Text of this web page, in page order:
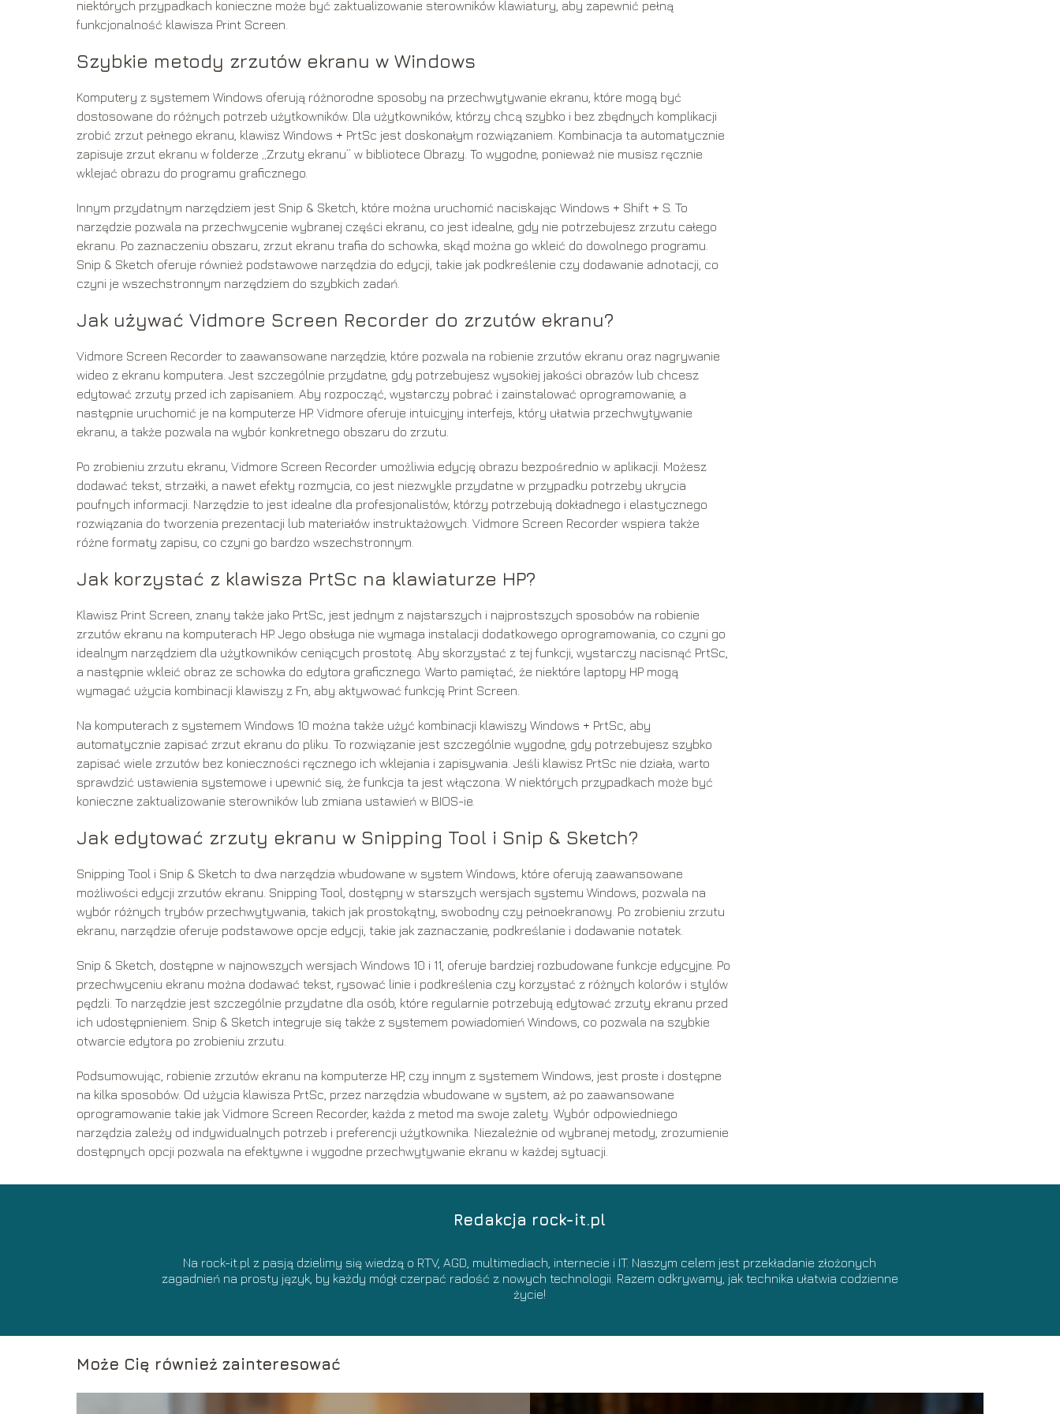
niektórych przypadkach konieczne może być zaktualizowanie sterowników klawiatury, aby zapewnić pełną
funkcjonalność klawisza Print Screen.
Szybkie metody zrzutów ekranu w Windows
Komputery z systemem Windows oferują różnorodne sposoby na przechwytywanie ekranu, które mogą być
dostosowane do różnych potrzeb użytkowników. Dla użytkowników, którzy chcą szybko i bez zbędnych komplikacji
zrobić zrzut pełnego ekranu, klawisz Windows + PrtSc jest doskonałym rozwiązaniem. Kombinacja ta automatycznie
zapisuje zrzut ekranu w folderze „Zrzuty ekranu” w bibliotece Obrazy. To wygodne, ponieważ nie musisz ręcznie
wklejać obrazu do programu graficznego.
Innym przydatnym narzędziem jest Snip & Sketch, które można uruchomić naciskając Windows + Shift + S. To
narzędzie pozwala na przechwycenie wybranej części ekranu, co jest idealne, gdy nie potrzebujesz zrzutu całego
ekranu. Po zaznaczeniu obszaru, zrzut ekranu trafia do schowka, skąd można go wkleić do dowolnego programu.
Snip & Sketch oferuje również podstawowe narzędzia do edycji, takie jak podkreślenie czy dodawanie adnotacji, co
czyni je wszechstronnym narzędziem do szybkich zadań.
Jak używać Vidmore Screen Recorder do zrzutów ekranu?
Vidmore Screen Recorder to zaawansowane narzędzie, które pozwala na robienie zrzutów ekranu oraz nagrywanie
wideo z ekranu komputera. Jest szczególnie przydatne, gdy potrzebujesz wysokiej jakości obrazów lub chcesz
edytować zrzuty przed ich zapisaniem. Aby rozpocząć, wystarczy pobrać i zainstalować oprogramowanie, a
następnie uruchomić je na komputerze HP. Vidmore oferuje intuicyjny interfejs, który ułatwia przechwytywanie
ekranu, a także pozwala na wybór konkretnego obszaru do zrzutu.
Po zrobieniu zrzutu ekranu, Vidmore Screen Recorder umożliwia edycję obrazu bezpośrednio w aplikacji. Możesz
dodawać tekst, strzałki, a nawet efekty rozmycia, co jest niezwykle przydatne w przypadku potrzeby ukrycia
poufnych informacji. Narzędzie to jest idealne dla profesjonalistów, którzy potrzebują dokładnego i elastycznego
rozwiązania do tworzenia prezentacji lub materiałów instruktażowych. Vidmore Screen Recorder wspiera także
różne formaty zapisu, co czyni go bardzo wszechstronnym.
Jak korzystać z klawisza PrtSc na klawiaturze HP?
Klawisz Print Screen, znany także jako PrtSc, jest jednym z najstarszych i najprostszych sposobów na robienie
zrzutów ekranu na komputerach HP. Jego obsługa nie wymaga instalacji dodatkowego oprogramowania, co czyni go
idealnym narzędziem dla użytkowników ceniących prostotę. Aby skorzystać z tej funkcji, wystarczy nacisnąć PrtSc,
a następnie wkleić obraz ze schowka do edytora graficznego. Warto pamiętać, że niektóre laptopy HP mogą
wymagać użycia kombinacji klawiszy z Fn, aby aktywować funkcję Print Screen.
Na komputerach z systemem Windows 10 można także użyć kombinacji klawiszy Windows + PrtSc, aby
automatycznie zapisać zrzut ekranu do pliku. To rozwiązanie jest szczególnie wygodne, gdy potrzebujesz szybko
zapisać wiele zrzutów bez konieczności ręcznego ich wklejania i zapisywania. Jeśli klawisz PrtSc nie działa, warto
sprawdzić ustawienia systemowe i upewnić się, że funkcja ta jest włączona. W niektórych przypadkach może być
konieczne zaktualizowanie sterowników lub zmiana ustawień w BIOS-ie.
Jak edytować zrzuty ekranu w Snipping Tool i Snip & Sketch?
Snipping Tool i Snip & Sketch to dwa narzędzia wbudowane w system Windows, które oferują zaawansowane
możliwości edycji zrzutów ekranu. Snipping Tool, dostępny w starszych wersjach systemu Windows, pozwala na
wybór różnych trybów przechwytywania, takich jak prostokątny, swobodny czy pełnoekranowy. Po zrobieniu zrzutu
ekranu, narzędzie oferuje podstawowe opcje edycji, takie jak zaznaczanie, podkreślanie i dodawanie notatek.
Snip & Sketch, dostępne w najnowszych wersjach Windows 10 i 11, oferuje bardziej rozbudowane funkcje edycyjne. Po
przechwyceniu ekranu można dodawać tekst, rysować linie i podkreślenia czy korzystać z różnych kolorów i stylów
pędzli. To narzędzie jest szczególnie przydatne dla osób, które regularnie potrzebują edytować zrzuty ekranu przed
ich udostępnieniem. Snip & Sketch integruje się także z systemem powiadomień Windows, co pozwala na szybkie
otwarcie edytora po zrobieniu zrzutu.
Podsumowując, robienie zrzutów ekranu na komputerze HP, czy innym z systemem Windows, jest proste i dostępne
na kilka sposobów. Od użycia klawisza PrtSc, przez narzędzia wbudowane w system, aż po zaawansowane
oprogramowanie takie jak Vidmore Screen Recorder, każda z metod ma swoje zalety. Wybór odpowiedniego
narzędzia zależy od indywidualnych potrzeb i preferencji użytkownika. Niezależnie od wybranej metody, zrozumienie
dostępnych opcji pozwala na efektywne i wygodne przechwytywanie ekranu w każdej sytuacji.
Redakcja rock-it.pl
Na rock-it.pl z pasją dzielimy się wiedzą o RTV, AGD, multimediach, internecie i IT. Naszym celem jest przekładanie złożonych
zagadnień na prosty język, by każdy mógł czerpać radość z nowych technologii. Razem odkrywamy, jak technika ułatwia codzienne
życie!
Może Cię również zainteresować